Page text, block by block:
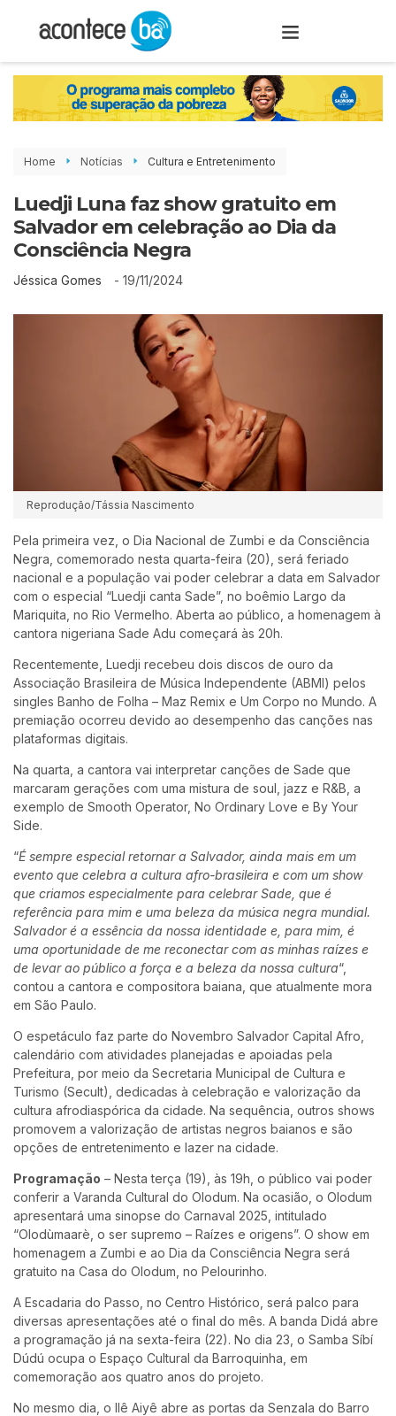
Home Notícias Cultura e Entretenimento
Luedji Luna faz show gratuito em
Salvador em celebração ao Dia da
Consciência Negra
Jéssica Gomes - 19/11/2024
Reprodução/Tássia Nascimento
Pela primeira vez, o Dia Nacional de Zumbi e da Consciência
Negra, comemorado nesta quarta-feira (20), será feriado
nacional e a população vai poder celebrar a data em Salvador
com o especial “Luedji canta Sade”, no boêmio Largo da
Mariquita, no Rio Vermelho. Aberta ao público, a homenagem à
cantora nigeriana Sade Adu começará às 20h.
Recentemente, Luedji recebeu dois discos de ouro da
Associação Brasileira de Música Independente (ABMI) pelos
singles Banho de Folha – Maz Remix e Um Corpo no Mundo. A
premiação ocorreu devido ao desempenho das canções nas
plataformas digitais.
Na quarta, a cantora vai interpretar canções de Sade que
marcaram gerações com uma mistura de soul, jazz e R&B, a
exemplo de Smooth Operator, No Ordinary Love e By Your
Side.
“É sempre especial retornar a Salvador, ainda mais em um
evento que celebra a cultura afro-brasileira e com um show
que criamos especialmente para celebrar Sade, que é
referência para mim e uma beleza da música negra mundial.
Salvador é a essência da nossa identidade e, para mim, é
uma oportunidade de me reconectar com as minhas raízes e
de levar ao público a força e a beleza da nossa cultura“,
contou a cantora e compositora baiana, que atualmente mora
em São Paulo.
O espetáculo faz parte do Novembro Salvador Capital Afro,
calendário com atividades planejadas e apoiadas pela
Prefeitura, por meio da Secretaria Municipal de Cultura e
Turismo (Secult), dedicadas à celebração e valorização da
cultura afrodiaspórica da cidade. Na sequência, outros shows
promovem a valorização de artistas negros baianos e são
opções de entretenimento e lazer na cidade.
Programação – Nesta terça (19), às 19h, o público vai poder
conferir a Varanda Cultural do Olodum. Na ocasião, o Olodum
apresentará uma sinopse do Carnaval 2025, intitulado
“Olodùmaarè, o ser supremo – Raízes e origens”. O show em
homenagem a Zumbi e ao Dia da Consciência Negra será
gratuito na Casa do Olodum, no Pelourinho.
A Escadaria do Passo, no Centro Histórico, será palco para
diversas apresentações até o final do mês. A banda Didá abre
a programação já na sexta-feira (22). No dia 23, o Samba Síbí
Dúdú ocupa o Espaço Cultural da Barroquinha, em
comemoração aos quatro anos do projeto.
No mesmo dia, o Ilê Aiyê abre as portas da Senzala do Barro